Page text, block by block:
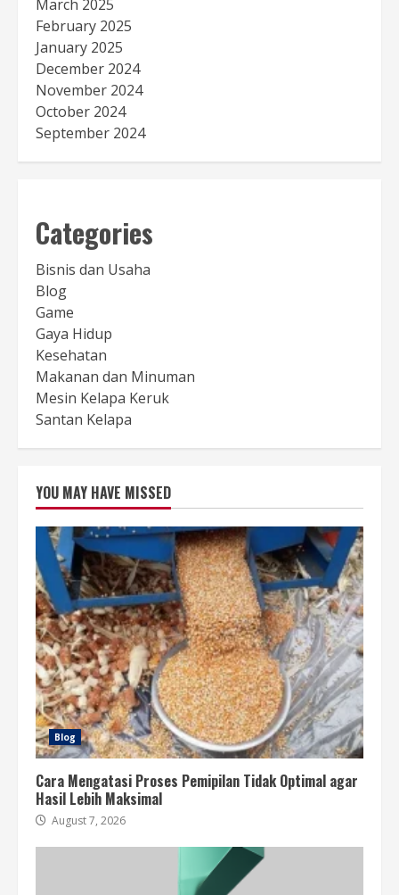
March 2025
February 2025
January 2025
December 2024
November 2024
October 2024
September 2024
Categories
Bisnis dan Usaha
Blog
Game
Gaya Hidup
Kesehatan
Makanan dan Minuman
Mesin Kelapa Keruk
Santan Kelapa
YOU MAY HAVE MISSED
Blog
Cara Mengatasi Proses Pemipilan Tidak Optimal agar
Hasil Lebih Maksimal
August 7, 2026